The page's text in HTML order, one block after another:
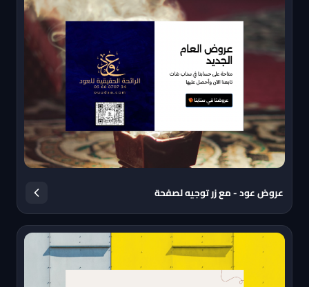
عروض عود - مع زر توجيه لصفحة